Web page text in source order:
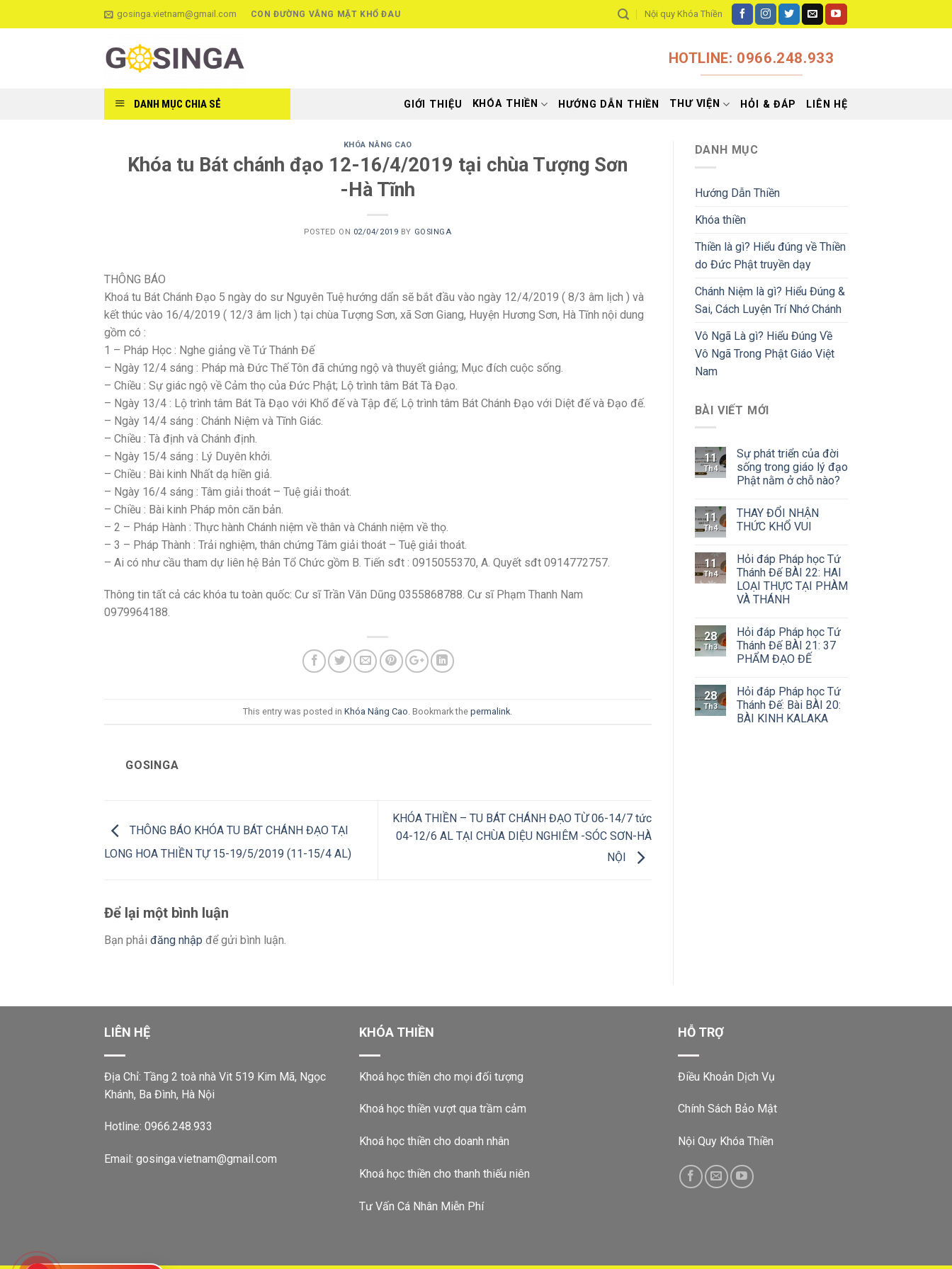
to
gosinga.vietnam@gmail.com CON ĐƯỜNG VẮNG MẶT KHỔ ĐAU Nội quy Khóa Thiền
HOTLINE: 0966.248.933
DANH MỤC CHIA SẺ GIỚI THIỆU KHÓA THIỀN HƯỚNG DẪN THIỀN THƯ VIỆN HỎI & ĐÁP LIÊN HỆ
KHÓA NÂNG CAO
Khóa tu Bát chánh đạo 12-16/4/2019 tại chùa Tượng Sơn
-Hà Tĩnh
POSTED ON 02/04/2019 BY GOSINGA
THÔNG BÁO
Khoá tu Bát Chánh Đạo 5 ngày do sư Nguyên Tuệ hướng dẩn sẽ bắt đầu vào ngày 12/4/2019 ( 8/3 âm lịch ) và
kết thúc vào 16/4/2019 ( 12/3 âm lịch ) tại chùa Tượng Sơn, xã Sơn Giang, Huyện Hương Sơn, Hà Tĩnh nội dung
gồm có :
1 – Pháp Học : Nghe giảng về Tứ Thánh Đế
– Ngày 12/4 sáng : Pháp mà Đức Thế Tôn đã chứng ngộ và thuyết giảng; Mục đích cuộc sống.
– Chiều : Sự giác ngộ về Cảm thọ của Đức Phật; Lộ trình tâm Bát Tà Đạo.
– Ngày 13/4 : Lộ trình tâm Bát Tà Đạo với Khổ đế và Tập đế; Lộ trình tâm Bát Chánh Đạo với Diệt đế và Đạo đế.
– Ngày 14/4 sáng : Chánh Niệm và Tĩnh Giác.
– Chiều : Tà định và Chánh định.
– Ngày 15/4 sáng : Lý Duyên khởi.
– Chiều : Bài kinh Nhất dạ hiền giả.
– Ngày 16/4 sáng : Tâm giải thoát – Tuệ giải thoát.
– Chiều : Bài kinh Pháp môn căn bản.
– 2 – Pháp Hành : Thực hành Chánh niệm về thân và Chánh niệm về thọ.
– 3 – Pháp Thành : Trải nghiệm, thân chứng Tâm giải thoát – Tuệ giải thoát.
– Ai có như cầu tham dự liên hệ Bản Tổ Chức gồm B. Tiến sđt : 0915055370, A. Quyết sđt 0914772757.
Thông tin tất cả các khóa tu toàn quốc: Cư sĩ Trần Văn Dũng 0355868788. Cư sĩ Phạm Thanh Nam
0979964188.
This entry was posted inKhóa Nâng Cao . Bookmark thepermalink
GOSINGA
THÔNG BÁO KHÓA TU BÁT CHÁNH ĐẠO TẠI
LONG HOA THIỀN TỰ 15-19/5/2019 (11-15/4 AL)
KHÓA THIỀN – TU BÁT CHÁNH ĐẠO TỪ 06-14/7 tức
04-12/6 AL TẠI CHÙA DIỆU NGHIÊM -SÓC SƠN-HÀ
NỘI
Để lại một bình luận
Bạn phải đăng nhập để gửi bình luận.
DANH MỤC
Hướng Dẫn Thiền
Khóa thiền
Thiền là gì? Hiểu đúng về Thiền
do Đức Phật truyền dạy
Chánh Niệm là gì? Hiểu Đúng &
Sai, Cách Luyện Trí Nhớ Chánh
Vô Ngã Là gì? Hiểu Đúng Về
Vô Ngã Trong Phật Giáo Việt
Nam
BÀI VIẾT MỚI
11
Th4
Sự phát triển của đời
sống trong giáo lý đạo
Phật nằm ở chỗ nào?
11
Th4
THAY ĐỔI NHẬN
THỨC KHỔ VUI
11
Th4
Hỏi đáp Pháp học Tứ
Thánh Đế BÀI 22: HAI
LOẠI THỰC TẠI PHÀM
VÀ THÁNH
28
Th3
Hỏi đáp Pháp học Tứ
Thánh Đế BÀI 21: 37
PHẨM ĐẠO ĐẾ
28
Th3
Hỏi đáp Pháp học Tứ
Thánh Đế: Bài BÀI 20:
BÀI KINH KALAKA
LIÊN HỆ
Địa Chỉ: Tầng 2 toà nhà Vit 519 Kim Mã, Ngọc
Khánh, Ba Đình, Hà Nội
Hotline: 0966.248.933
Email: gosinga.vietnam@gmail.com
KHÓA THIỀN
Khoá học thiền cho mọi đối tượng
Khoá học thiền vượt qua trầm cảm
Khoá học thiền cho doanh nhân
Khoá học thiền cho thanh thiếu niên
Tư Vấn Cá Nhân Miễn Phí
HỖ TRỢ
Điều Khoản Dịch Vụ
Chính Sách Bảo Mật
Nội Quy Khóa Thiền